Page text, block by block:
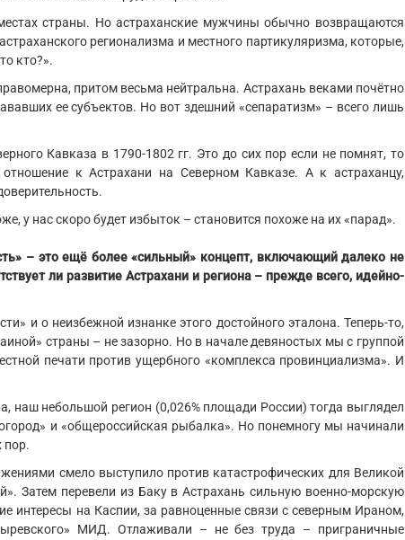
страны. Но астраханские мужчины обычно возвращаются
регионализма и местного партикуляризма, которые,
кто?».
притом весьма нейтральна. Астрахань веками почётно
ее субъектов. Но вот здешний «сепаратизм» – всего лишь
Кавказа в 1790-1802 гг. Это до сих пор если не помнят, то
к Астрахани на Северном Кавказе. А к астраханцу,
у нас скоро будет избыток – становится похоже на их «парад».
– это ещё более «сильный» концепт, включающий далеко не
ли развитие Астрахани и региона – прежде всего, идейно-
и о неизбежной изнанке этого достойного эталона. Теперь-то,
страны – не зазорно. Но в начале девяностых мы с группой
печати против ущербного «комплекса провинциализма». И
наш небольшой регион (0,026% площади России) тогда выглядел
и «общероссийская рыбалка». Но понемногу мы начинали
пор.
смело выступило против катастрофических для Великой
Затем перевели из Баку в Астрахань сильную военно-морскую
интересы на Каспии, за равноценные связи с северным Ираном,
МИД. Отлаживали – не без труда – приграничные